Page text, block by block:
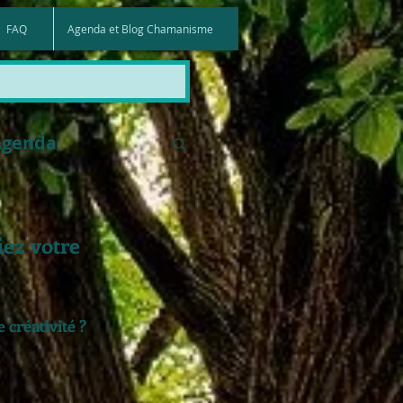
votre
créativité ?
FAQ Agenda et Blog Chamanisme